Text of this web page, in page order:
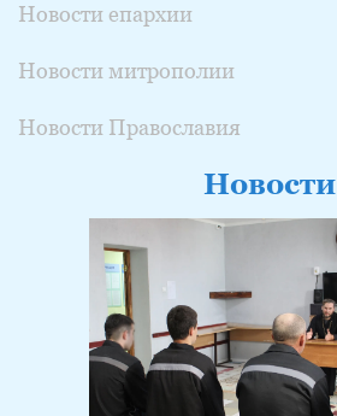
Новости епархии
Новости митрополии
Новости Православия
Новости